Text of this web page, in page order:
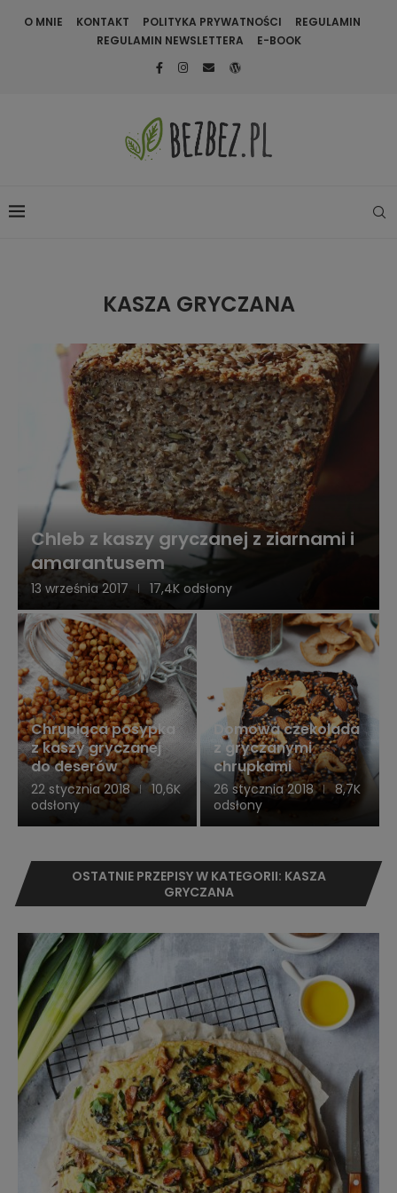
O MNIE KONTAKT POLITYKA PRYWATNOŚCI
REGULAMIN
REGULAMIN NEWSLETTERA
E-BOOK
KASZA GRYCZANA
Chleb z kaszy gryczanej z ziarnami i
amarantusem
13 września 2017 17,4K odsłony
Chrupiąca posypka
z kaszy gryczanej
do deserów
22 stycznia 2018
10,6K
odsłony
Domowa czekolada
z gryczanymi
chrupkami
26 stycznia 2018
8,7K
odsłony
OSTATNIE PRZEPISY W KATEGORII: KASZA
GRYCZANA